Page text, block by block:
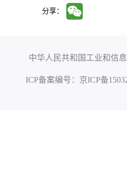
分享：
中华人民共和国工业和信
ICP备案编号： 京ICP备